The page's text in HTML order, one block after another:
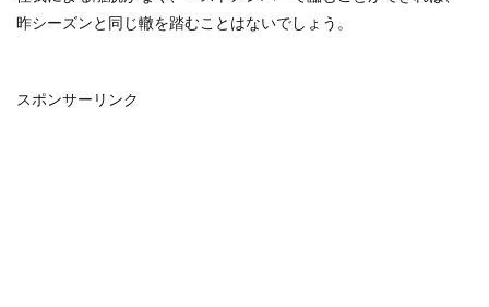
昨シーズンと同じ轍を踏むことはないでしょう。
スポンサーリンク